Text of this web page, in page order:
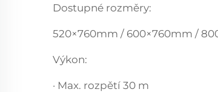
Dostupné rozměry:
520×760mm / 600×760mm /
Výkon:
· Max. rozpětí 30 m